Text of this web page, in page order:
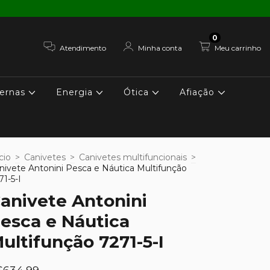
Atendimento Minha conta Meu carrinho
0
Energia Ótica Afiação
> Canivetes > Canivetes multifuncionais >
Antonini Pesca e Náutica Multifunção
5-I
Antonini
e Náutica
7271-5-I